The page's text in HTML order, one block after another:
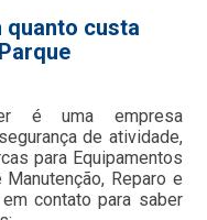
quanto custa
é uma empresa
de atividade,
para Equipamentos
Reparo e
contato para saber